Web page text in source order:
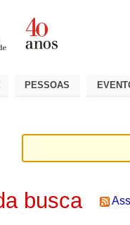
PESSOAS
busca